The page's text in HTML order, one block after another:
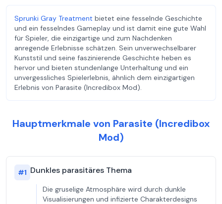
Sprunki Gray Treatment bietet eine fesselnde Geschichte
und ein fesselndes Gameplay und ist damit eine gute Wahl
für Spieler, die einzigartige und zum Nachdenken
anregende Erlebnisse schätzen. Sein unverwechselbarer
Kunststil und seine faszinierende Geschichte heben es
hervor und bieten stundenlange Unterhaltung und ein
unvergessliches Spielerlebnis, ähnlich dem einzigartigen
Erlebnis von Parasite (Incredibox Mod).
Hauptmerkmale von Parasite (Incredibox
Mod)
#1 Dunkles parasitäres Thema
Die gruselige Atmosphäre wird durch dunkle
Visualisierungen und infizierte Charakterdesigns